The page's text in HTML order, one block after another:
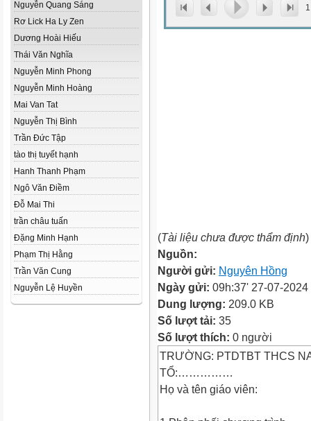
Nguyễn Quang Sáng
Rơ Lick Ha Ly Zen
Dương Hoài Hiếu
Thái Văn Nghĩa
Nguyễn Minh Phong
Nguyễn Minh Hoàng
Mai Van Tat
Nguyễn Thị Bình
Trần Đức Tập
tào thị tuyết hạnh
Hanh Thanh Phạm
Ngô Văn Điềm
Đỗ Mai Thi
trần châu tuấn
Đặng Minh Hạnh
Phạm Thị Hằng
Trần Văn Cung
Nguyễn Lệ Huyền
1
(Tài liệu chưa được thẩm định)
Nguồn:
Người gửi: Nguyên Hồng
Ngày gửi: 09h:37' 27-07-2024
Dung lượng: 209.0 KB
Số lượt tải: 35
Số lượt thích: 0 người
TRƯỜNG: PTDTBT THCS
TỔ:……………
Họ và tên giáo viên: